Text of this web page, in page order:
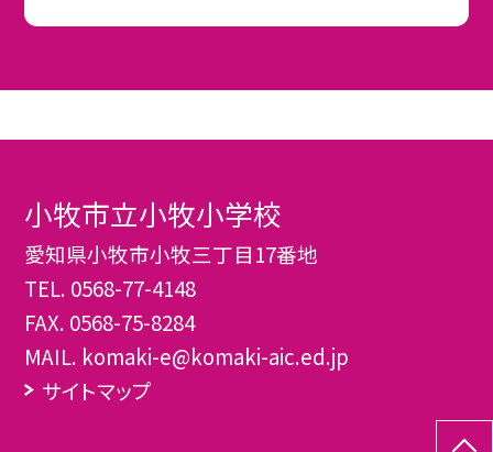
小牧市立小牧小学校
愛知県小牧市小牧三丁目17番地
TEL. 0568-77-4148
FAX. 0568-75-8284
MAIL. komaki-e@komaki-aic.ed.jp
サイトマップ